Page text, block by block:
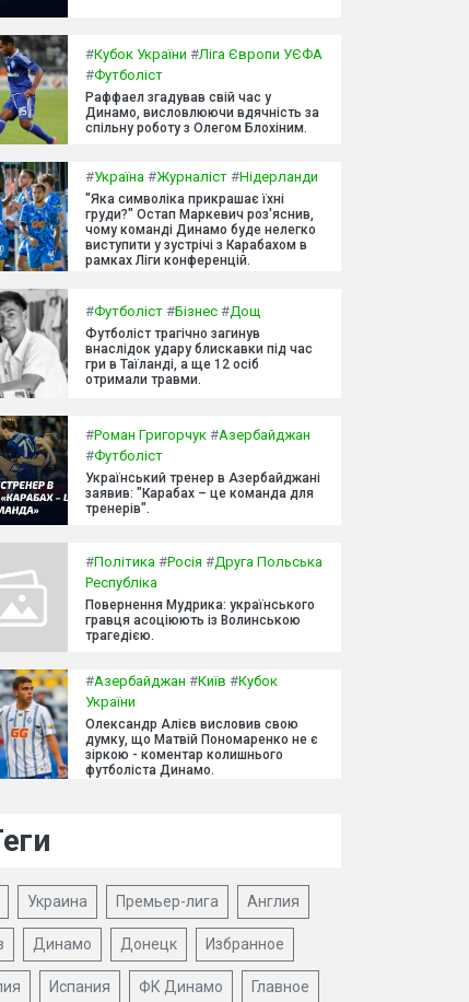
#Кубок України #Ліга Європи УЄФА
#Футболіст
Раффаел згадував свій час у
Динамо, висловлюючи вдячність за
спільну роботу з Олегом Блохіним.
#Україна #Журналіст #Нідерланди
"Яка символіка прикрашає їхні
груди?" Остап Маркевич роз'яснив,
чому команді Динамо буде нелегко
виступити у зустрічі з Карабахом в
рамках Ліги конференцій.
#Футболіст #Бізнес #Дощ
Футболіст трагічно загинув
внаслідок удару блискавки під час
гри в Таїланді, а ще 12 осіб
отримали травми.
#Роман Григорчук #Азербайджан
#Футболіст
Український тренер в Азербайджані
заявив: "Карабах – це команда для
тренерів".
#Політика #Росія #Друга Польська
Республіка
Повернення Мудрика: українського
гравця асоціюють із Волинською
трагедією.
#Азербайджан #Київ #Кубок
України
Олександр Алієв висловив свою
думку, що Матвій Пономаренко не є
зіркою - коментар колишнього
футболіста Динамо.
Украина Премьер-лига Англия
Динамо Донецк Избранное
Испания ФК Динамо Главное